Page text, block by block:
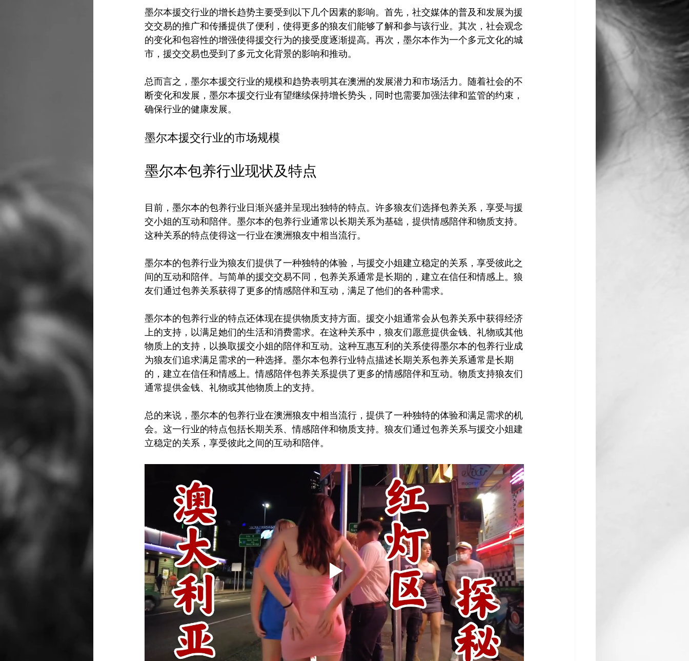
墨尔本援交行业的增长趋势主要受到以下几个因素的影响。首先，社交媒体的普及和发展为援
交交易的推广和传播提供了便利，使得更多的狼友们能够了解和参与该行业。其次，社会观念
的变化和包容性的增强使得援交行为的接受度逐渐提高。再次，墨尔本作为一个多元文化的城
市，援交交易也受到了多元文化背景的影响和推动。
总而言之，墨尔本援交行业的规模和趋势表明其在澳洲的发展潜力和市场活力。随着社会的不
断变化和发展，墨尔本援交行业有望继续保持增长势头，同时也需要加强法律和监管的约束，
确保行业的健康发展。
墨尔本援交行业的市场规模
墨尔本包养行业现状及特点
目前，墨尔本的包养行业日渐兴盛并呈现出独特的特点。许多狼友们选择包养关系，享受与援
交小姐的互动和陪伴。墨尔本的包养行业通常以长期关系为基础，提供情感陪伴和物质支持。
这种关系的特点使得这一行业在澳洲狼友中相当流行。
墨尔本的包养行业为狼友们提供了一种独特的体验，与援交小姐建立稳定的关系，享受彼此之
间的互动和陪伴。与简单的援交交易不同，包养关系通常是长期的，建立在信任和情感上。狼
友们通过包养关系获得了更多的情感陪伴和互动，满足了他们的各种需求。
墨尔本的包养行业的特点还体现在提供物质支持方面。援交小姐通常会从包养关系中获得经济
上的支持，以满足她们的生活和消费需求。在这种关系中，狼友们愿意提供金钱、礼物或其他
物质上的支持，以换取援交小姐的陪伴和互动。这种互惠互利的关系使得墨尔本的包养行业成
为狼友们追求满足需求的一种选择。墨尔本包养行业特点描述长期关系包养关系通常是长期
的，建立在信任和情感上。情感陪伴包养关系提供了更多的情感陪伴和互动。物质支持狼友们
通常提供金钱、礼物或其他物质上的支持。
总的来说，墨尔本的包养行业在澳洲狼友中相当流行，提供了一种独特的体验和满足需求的机
会。这一行业的特点包括长期关系、情感陪伴和物质支持。狼友们通过包养关系与援交小姐建
立稳定的关系，享受彼此之间的互动和陪伴。